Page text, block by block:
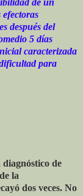
después del
5 días
caracterizada
para
de
la
dos veces. No